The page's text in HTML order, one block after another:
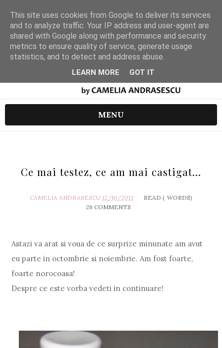
MENU
Ce mai testez, ce am mai castigat...
CAMELIA ANDRASESCU 12/10/2013 READ ( WORDS)
26 COMMENTS
Astazi va arat si voua de ce surprize minunate am avut
eu parte in octombrie si noiembrie. Am fost foarte,
foarte norocoasa!
Despre ce este vorba vedeti in continuare!
This site uses cookies from Google to deliver its services
and to analyze traffic. Your IP address and user-agent are
shared with Google along with performance and security
metrics to ensure quality of service, generate usage
statistics, and to detect and address abuse.
LEARN MORE GOT IT